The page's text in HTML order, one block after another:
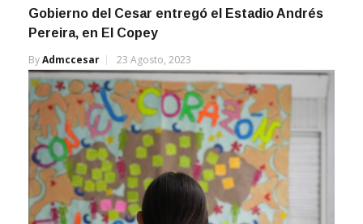
Gobierno del Cesar entregó el Estadio Andrés
Pereira, en El Copey
ByAdmccesar 23 Agosto, 2023